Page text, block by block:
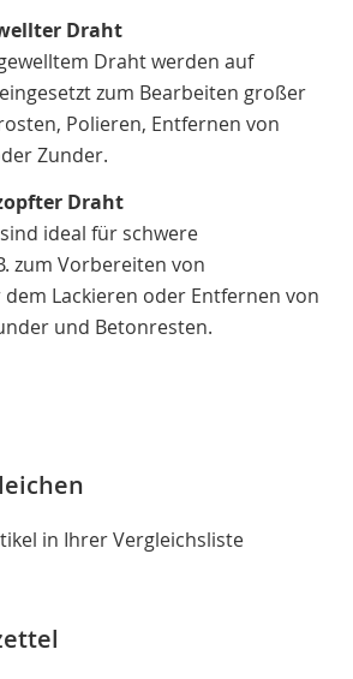
Draht
Draht werden auf
zum Bearbeiten großer
Polieren, Entfernen von
Zunder.
Draht
ideal für schwere
zum Vorbereiten von
Lackieren oder Entfernen von
und Betonresten.
in Ihrer Vergleichsliste